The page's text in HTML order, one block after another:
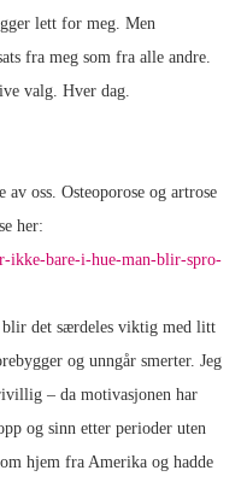
lett for meg. Men
fra meg som fra alle andre.
valg. Hver dag.
av oss. Osteoporose og artrose
her:
ikke-bare-i-hue-man-blir-spro-
det særdeles viktig med litt
og unngår smerter. Jeg
– da motivasjonen har
og sinn etter perioder uten
hjem fra Amerika og hadde